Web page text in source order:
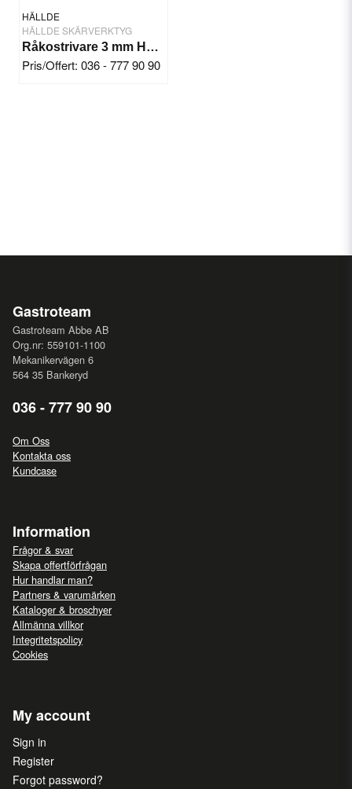
HÄLLDE
HÄLLDE SKÄRVERKTYG
Råkostrivare 3 mm Hällde RG-7-200-250
Pris/Offert: 036 - 777 90 90
Gastroteam
Gastroteam Abbe AB
Org.nr: 559101-1100
Mekanikervägen 6
564 35 Bankeryd
036 - 777 90 90
Om Oss
Kontakta oss
Kundcase
Information
Frågor & svar
Skapa offertförfrågan
Hur handlar man?
Partners & varumärken
Kataloger & broschyer
Allmänna villkor
Integritetspolicy
Cookies
My account
Sign in
Register
Forgot password?